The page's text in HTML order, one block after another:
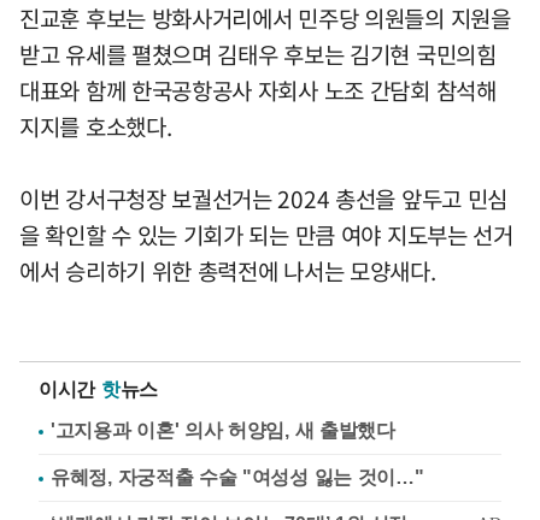
진교훈 후보는 방화사거리에서 민주당 의원들의 지원을
받고 유세를 펼쳤으며 김태우 후보는 김기현 국민의힘
대표와 함께 한국공항공사 자회사 노조 간담회 참석해
지지를 호소했다.
이번 강서구청장 보궐선거는 2024 총선을 앞두고 민심
을 확인할 수 있는 기회가 되는 만큼 여야 지도부는 선거
에서 승리하기 위한 총력전에 나서는 모양새다.
이시간 핫뉴스
'고지용과 이혼' 의사 허양임, 새 출발했다
유혜정, 자궁적출 수술 "여성성 잃는 것이…"